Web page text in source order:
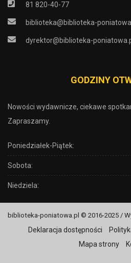
81 820-40-77
biblioteka@biblioteka-
dyrektor@biblioteka-
GODZINY
Nowości wydawnicze, ciekawe
Zapraszamy.
Poniedziałek-Piątek:
Sobota:
Niedziela:
biblioteka-poniatowa.pl © 2016-2025 /
Deklaracja dostępności
Mapa strony